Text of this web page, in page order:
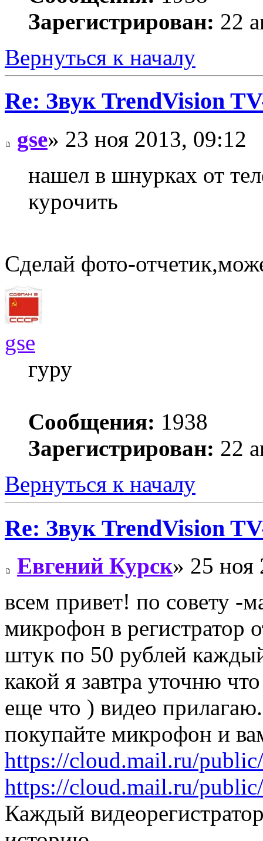
Зарегистрирован: 22
Вернуться к началу
Re: Звук TrendVision
gse» 23 ноя 2013, 09:12
нашел в шнурках от
курочить
Сделай фото-
gse
гуру
Сообщения: 1938
Зарегистрирован: 22
Вернуться к началу
Re: Звук TrendVision
Евгений Курск» 25 ноя
всем привет! по совету -
микрофон в регистратор
штук по 50 рублей
какой я завтра уточню
еще что ) видео
покупайте микрофон и
https://cloud.mail.ru/
https://cloud.mail.ru/
Каждый